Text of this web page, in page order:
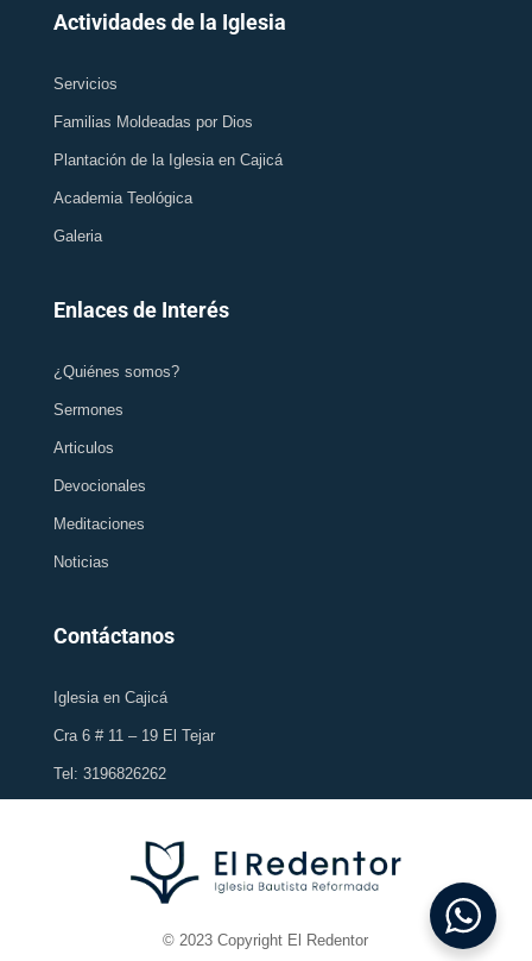
Actividades de la Iglesia
Servicios
Familias Moldeadas por Dios
Plantación de la Iglesia en Cajicá
Academia Teológica
Galeria
Enlaces de Interés
¿Quiénes somos?
Sermones
Articulos
Devocionales
Meditaciones
Noticias
Contáctanos
Iglesia en Cajicá
Cra 6 # 11 – 19 El Tejar
Tel: 3196826262
© 2023 Copyright El Redentor